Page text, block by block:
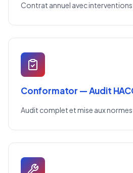
Contrat annuel avec
Conformator — Audit
Audit complet et mise aux normes.